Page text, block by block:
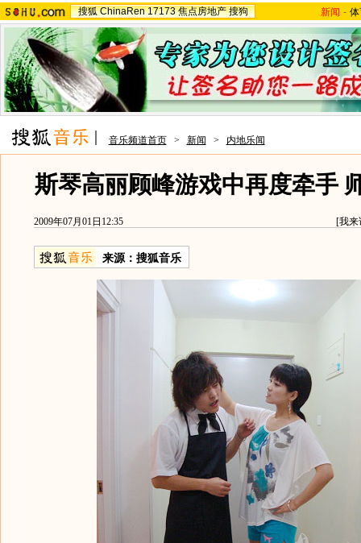
搜狐 ChinaRen 17173 焦点房地产 搜狗 新闻 -
音乐频道首页 > 新闻 > 内地乐闻
斯琴高丽顾峰游戏中再度牵手
2009年07月01日12:35 [我来
来源： 搜狐音乐